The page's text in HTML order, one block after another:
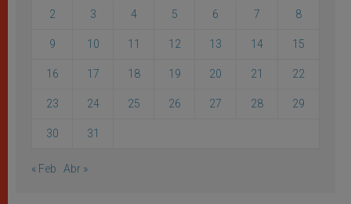
2 3 4 5 6 7 8
9 10 11 12 13 14 15
16 17 18 19 20 21 22
23 24 25 26 27 28 29
30 31
« Feb Abr »